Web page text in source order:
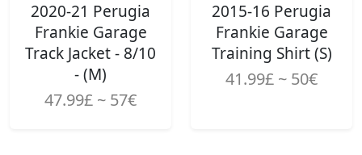
2020-21 Perugia
Frankie Garage
Track Jacket - 8/10
- (M)
47.99£ ~ 57€
2015-16 Perugia
Frankie Garage
Training Shirt (S)
41.99£ ~ 50€